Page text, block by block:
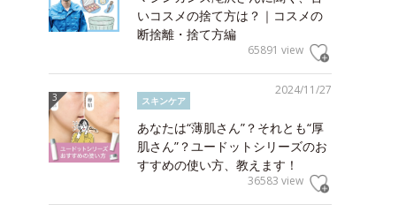
いコスメの捨て方は？｜コスメの
断捨離・捨て方編
65891 view
2024/11/27
スキンケア
あなたは“薄肌さん”？それとも“厚
肌さん”？ユードットシリーズのお
すすめの使い方、教えます！
36583 view